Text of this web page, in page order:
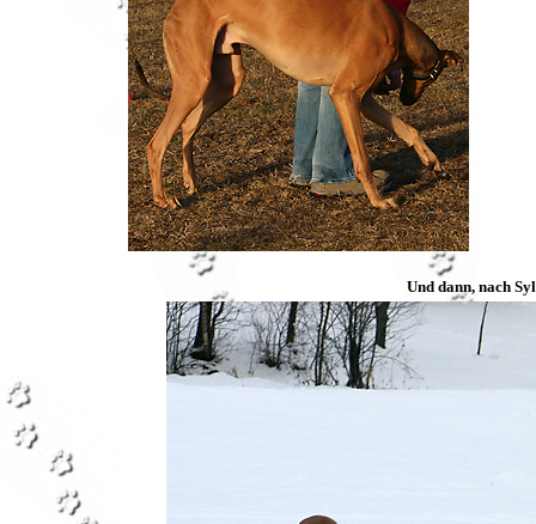
Und dann, nach